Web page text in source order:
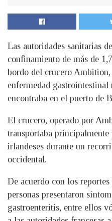
Las autoridades sanitarias
confinamiento de más de
bordo del crucero Ambition,
enfermedad
encontraba en el puerto de
El crucero, operado por
transportaba
irlandeses durante un
occidental.
De acuerdo con los
personas presentaron
gastroenteritis, entre ellos